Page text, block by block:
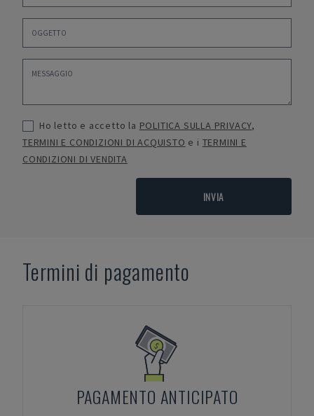
Ho letto e accetto la POLITICA SULLA PRIVACY,
TERMINI E CONDIZIONI DI ACQUISTO e i TERMINI E
CONDIZIONI DI VENDITA
INVIA
Termini di pagamento
PAGAMENTO ANTICIPATO